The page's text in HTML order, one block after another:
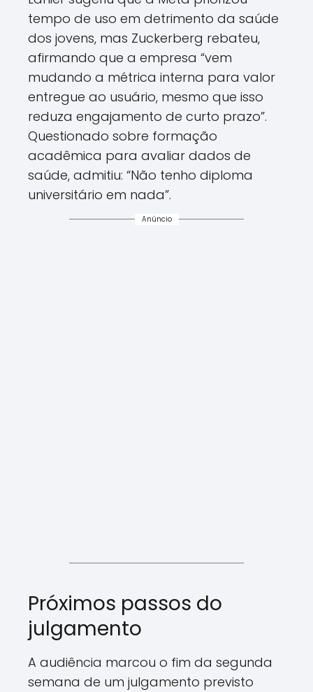
tempo de uso em detrimento da saúde
dos jovens, mas Zuckerberg rebateu,
afirmando que a empresa “vem
mudando a métrica interna para valor
entregue ao usuário, mesmo que isso
reduza engajamento de curto prazo”.
Questionado sobre formação
acadêmica para avaliar dados de
saúde, admitiu: “Não tenho diploma
universitário em nada”.
Anúncio
Próximos passos do
julgamento
A audiência marcou o fim da segunda
semana de um julgamento previsto